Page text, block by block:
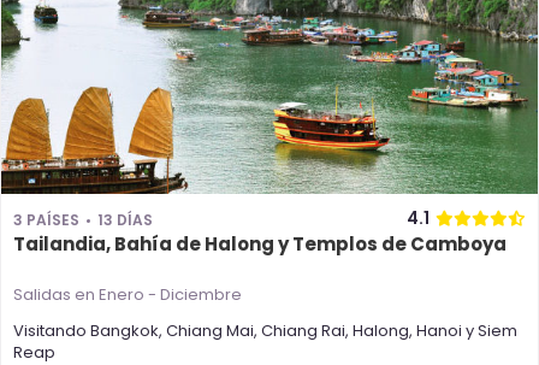
3 PAÍSES 13 DÍAS 4.1
Tailandia, Bahía de Halong y Templos de Camboya
Salidas en Enero - Diciembre
Visitando Bangkok, Chiang Mai, Chiang Rai, Halong, Hanoi ySiem
Reap